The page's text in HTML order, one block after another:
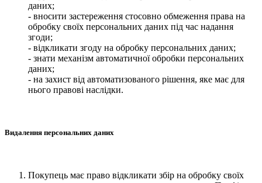
даних;
- вносити застереження стосовно обмеження права на
обробку своїх персональних даних під час надання
згоди;
- відкликати згоду на обробку персональних даних;
- знати механізм автоматичної обробки персональних
даних;
- на захист від автоматизованого рішення, яке має для
нього правові наслідки.
Видалення персональних даних
Покупець має право відкликати збір на обробку своїх